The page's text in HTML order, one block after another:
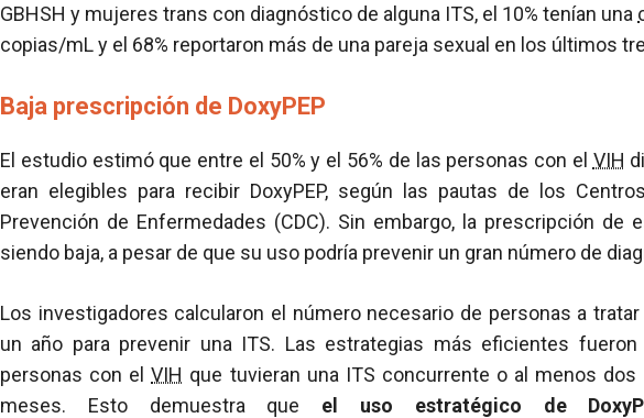
GBHSH y mujeres trans con diagnóstico de alguna ITS, el 10% tenían una
copias/mL y el 68% reportaron más de una pareja sexual en los últimos
Baja prescripción de DoxyPEP
El estudio estimó que entre el 50% y el 56% de las personas con el VIH
eran elegibles para recibir DoxyPEP, según las pautas de los
Prevención de Enfermedades (CDC). Sin embargo, la prescripción de
siendo baja, a pesar de que su uso podría prevenir un gran número de
Los investigadores calcularon el número necesario de personas a tratar
un año para prevenir una ITS. Las estrategias más eficientes fueron
personas con elVIH que tuvieran una ITS concurrente o al menos
meses. Esto demuestra que el uso estratégico de